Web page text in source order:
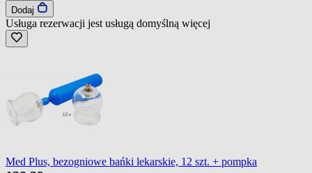
Dodaj
Usługa rezerwacji jest usługą domyślną więcej
Med Plus, bezogniowe bańki lekarskie, 12 szt. + pompka